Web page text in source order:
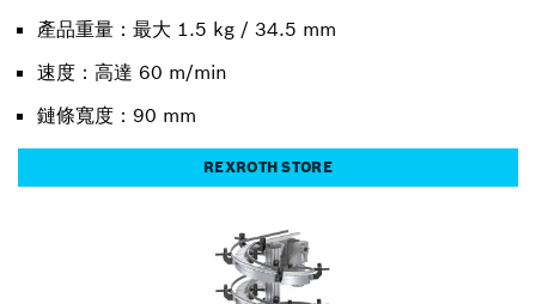
產品重量：最大 1.5 kg / 34.5 mm
速度：高達 60 m/min
鏈條寬度：90 mm
REXROTH STORE